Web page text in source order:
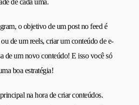
de cada uma.
o objetivo de um post no feed é
de um reels, criar um conteúdo de e-
de um novo conteúdo! E isso você só
boa estratégia!
na hora de criar conteúdos.